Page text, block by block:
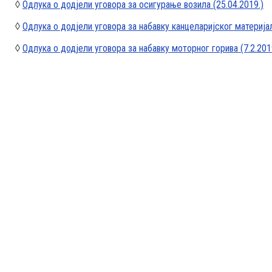
◊ Одлука о додјели уговора за осигурање возила (25.04.2019.)
◊ Одлука о додјели уговора за набавку канцеларијског
◊ Одлука о додјели уговора за набавку моторног горива